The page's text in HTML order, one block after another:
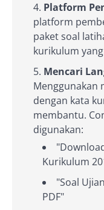
Platform
platform
paket soal
kurikulum
Mencari
Menggunakan
dengan kata
membantu.
digunakan:
Kurikulum
"Soal
PDF"